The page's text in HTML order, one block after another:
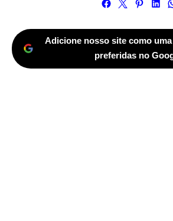
Adicione nosso site como
preferidas no